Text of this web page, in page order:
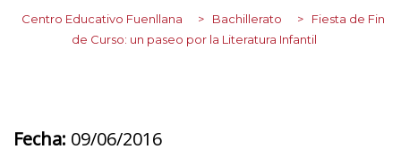
Centro Educativo Fuenllana > Bachillerato >
Fiesta de Fin
de Curso: un paseo por la Literatura Infantil
Fecha: 09/06/2016